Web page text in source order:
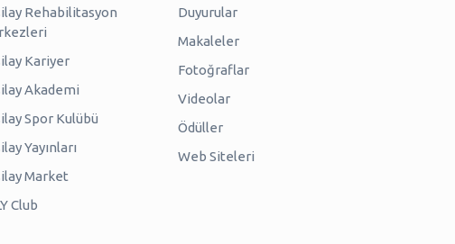
Rehabilitasyon
Kariyer
Akademi
Spor Kulübü
Yayınları
Market
Club
Duyurular
Makaleler
Fotoğraflar
Videolar
Ödüller
Web Siteleri